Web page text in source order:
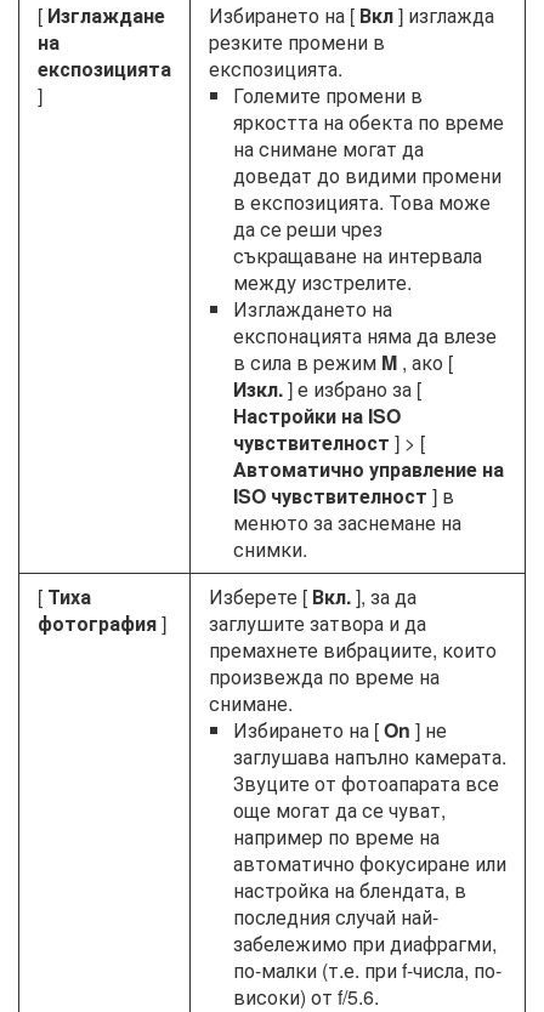
[ Изглаждане
на
експозицията
]
Избирането на [ Вкл] изглажда
резките промени в
експозицията.
Големите промени в
яркостта на обекта по време
на снимане могат да
доведат до видими промени
в експозицията. Това може
да се реши чрез
съкращаване на интервала
между изстрелите.
Изглаждането на
експонацията няма да влезе
в сила в режим M , ако [
Изкл.] е избрано за [
Настройки на ISO
чувствителност ] > [
Автоматично управление на
ISO чувствителност ] в
менюто за заснемане на
снимки.
[ Тиха
фотография]
Изберете [ Вкл.], за да
заглушите затвора и да
премахнете вибрациите, които
произвежда по време на
снимане.
Избирането на [On ] не
заглушава напълно камерата.
Звуците от фотоапарата все
още могат да се чуват,
например по време на
автоматично фокусиране или
настройка на блендата, в
последния случай най-
забележимо при диафрагми,
по-малки (т.е. при f-числа, по-
високи) от f/5.6.